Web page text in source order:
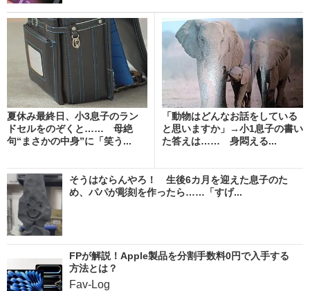
夏休み最終日、小3息子のラン
ドセルをのぞくと…… 母絶
句“まさかの中身”に「笑う...
「動物はどんなお話をしている
と思いますか」→小1息子の書い
た答えは…… 身悶える...
そうはならんやろ！ 生後6カ月を迎えた息子のた
め、パパが彫刻を作ったら……「すげ...
FPが解説！Apple製品を分割手数料0円で入手する
方法とは？
Fav-Log